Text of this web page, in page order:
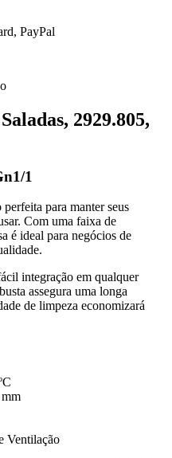
PayPal
2929.805,
1
perfeita para manter seus
Com uma faixa de
é ideal para negócios de
integração em qualquer
assegura uma longa
de limpeza economizará
Ventilação